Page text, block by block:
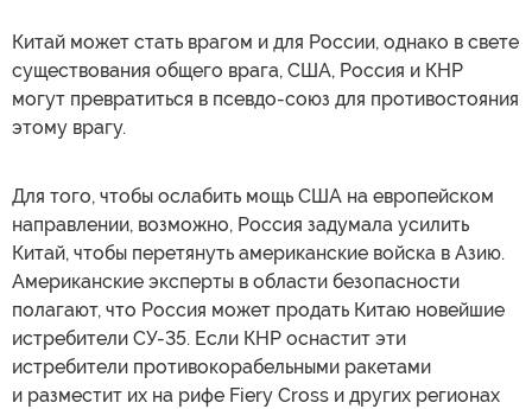
Китай может стать врагом и для России, однако в свете
существования общего врага, США, Россия и КНР
могут превратиться в псевдо-союз для противостояния
этому врагу.
Для того, чтобы ослабить мощь США на европейском
направлении, возможно, Россия задумала усилить
Китай, чтобы перетянуть американские войска в Азию.
Американские эксперты в области безопасности
полагают, что Россия может продать Китаю новейшие
истребители СУ-35. Если КНР оснастит эти
истребители противокорабельными ракетами
и разместит их на рифе Fiery Cross и других регионах